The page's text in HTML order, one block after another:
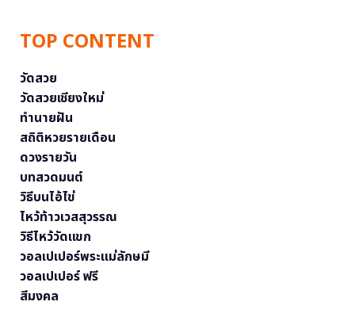
TOP CONTENT
วัดสวย
วัดสวยเชียงใหม่
ทำนายฝัน
สถิติหวยรายเดือน
ดวงรายวัน
บทสวดมนต์
วิธีบนไอ้ไข่
ไหว้ท้าวเวสสุวรรณ
วิธีไหว้วัดแขก
วอลเปเปอร์พระแม่ลักษมี
วอลเปเปอร์ ฟรี
สีมงคล